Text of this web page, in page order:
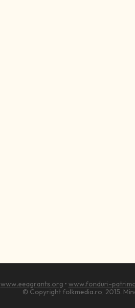
www.eeagrants.org • www.fonduri-
© Copyright folkmedia.ro, 2015.